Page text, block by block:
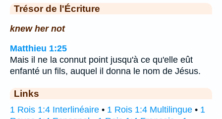
Trésor de l'Écriture
knew her not
Matthieu 1:25
Mais il ne la connut point jusqu'à ce qu'elle eût
enfanté un fils, auquel il donna le nom de Jésus.
Links
1 Rois 1:4 Interlinéaire • 1 Rois 1:4 Multilingue • 1